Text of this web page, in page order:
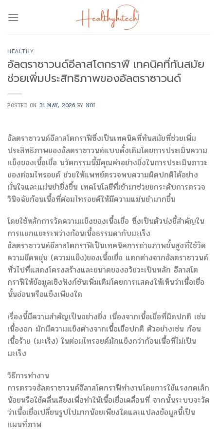
HEALTHY
อัลตราซาวนด์อีลาสโตกราฟี เทคนิคที่ทันสมัย
ช่วยเพิ่มประสิทธิภาพของอัลตราซาวนด์
POSTED ON 31 MAY, 2026 BY NOI
อัลตราซาวนด์อีลาสโตกราฟีซึ่งเป็นเทคนิคที่ทันสมัยที่ช่วยเพิ่ม
ประสิทธิภาพของอัลตราซาวนด์แบบดั้งเดิมโดยการประเมินความ
แข็งของเนื้อเยื่อ นวัตกรรมนี้มีคุณค่าอย่างยิ่งในการประเมินภาวะ
ของต่อมไทรอยด์ ช่วยให้แพทย์ตรวจพบความผิดปกติได้อย่าง
มั่นใจและแม่นยำยิ่งขึ้น เทคโนโลยีที่เข้ามาช่วยยกระดับการตรวจ
วินิจฉัยก้อนเนื้อที่ต่อมไทรอยด์ให้มีความแม่นยำมากขึ้น
โดยใช้หลักการวัดความแข็งของเนื้อเยื่อ ซึ่งเป็นตัวบ่งชี้สำคัญใน
การแยกแยะระหว่างก้อนเนื้อธรรมดากับมะเร็ง
อัลตราซาวนด์อีลาสโตกราฟีเป็นเทคนิคการถ่ายภาพขั้นสูงที่ใช้วัด
ความยืดหยุ่น (ความแข็ง)ของเนื้อเยื่อ แตกต่างจากอัลตราซาวนด์
ทั่วไปที่แสดงโครงสร้างและขนาดของอวัยวะเป็นหลัก อีลาสโต
กราฟีให้ข้อมูลเชิงฟังก์ชันเพิ่มเติมโดยการแสดงให้เห็นว่าเนื้อเยื่อ
นั้นอ่อนหรือแข็งเพียงใด
เรื่องนี้มีความสำคัญเป็นอย่างยิ่ง เนื่องจากเนื้อเยื่อที่ผิดปกติ เช่น
เนื้องอก มักมีความแข็งต่างจากเนื้อเยื่อปกติ ตัวอย่างเช่น ก้อน
เนื้อร้าย (มะเร็ง) ในต่อมไทรอยด์มักแข็งกว่าก้อนเนื้อที่ไม่เป็น
มะเร็ง
วิธีการทำงาน
การตรวจอัลตราซาวนด์อีลาสโตกราฟีทำงานโดยการใช้แรงกดเล็ก
น้อยหรือใช้คลื่นเสียงเพื่อทำให้เนื้อเยื่อเคลื่อนที่ จากนั้นระบบจะวัด
ว่าเนื้อเยื่อเปลี่ยนรูปไปมากน้อยเพียงใดและแปลงข้อมูลนี้เป็น
แผนที่ภาพ